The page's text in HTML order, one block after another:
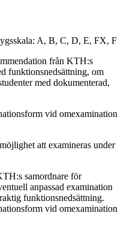
A, B, C, D, E, FX, F
från KTH:s
funktionsnedsättning, om
med dokumenterad,
vid omexamination
att examineras under
samordnare för
anpassad examination
funktionsnedsättning.
vid omexamination